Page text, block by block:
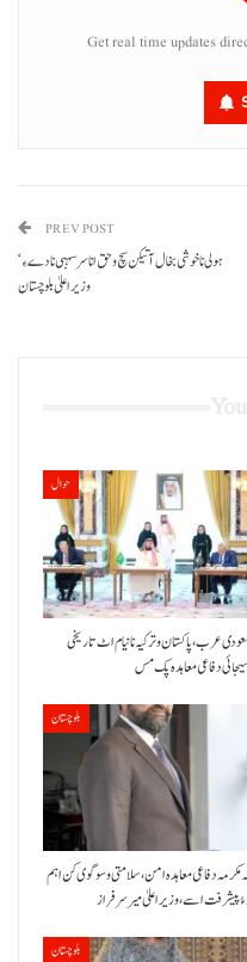
Get real time updates
PREV POST
ہولی نا خوشی بخال آتیکن سچ و حق انا سرسہبی نا دے ءِ‘
وزیراعلیٰ بلوچستان
حوال
عرب، پاکستان و ترکیہ نا نیام اٹ تاریخی
دفاعی معاہدہ پک مس
بلوچستان
مکرمہ دفاعی معاہدہ امن، سلامتی و سوگوی کن اہم
بلوچستان